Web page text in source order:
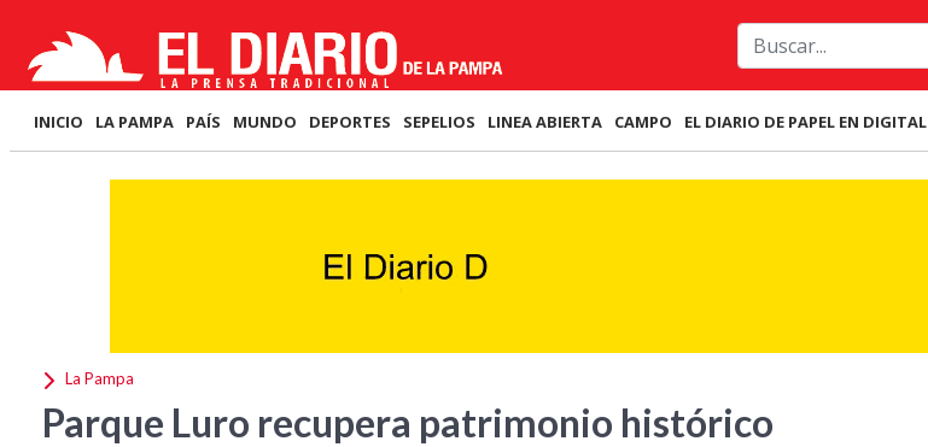
INICIO LA PAMPA PAÍS MUNDO DEPORTES SEPELIOS LINEA ABIERTA CAMPO EL DIARIO DE PAPEL EN DIGITAL
La Pampa
Parque Luro recupera patrimonio histórico